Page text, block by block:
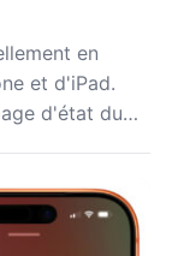
en
et d'iPad.
d'état du…